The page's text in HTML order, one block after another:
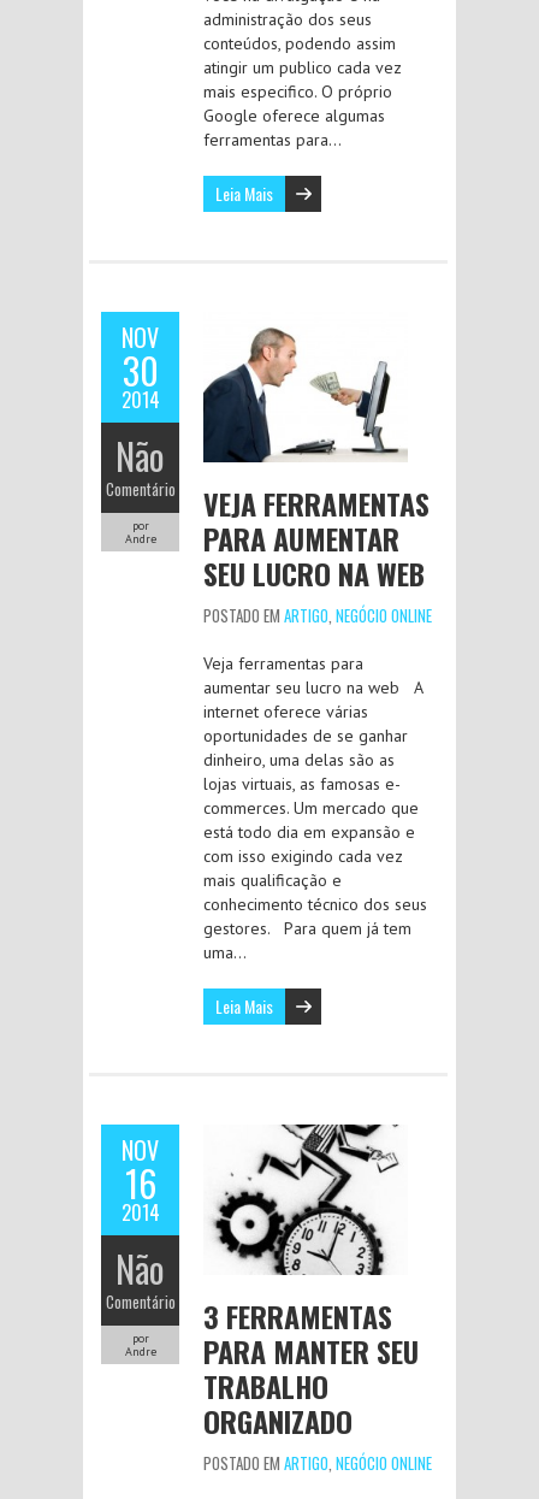
administração dos seus
conteúdos, podendo assim
atingir um publico cada vez
mais especifico. O próprio
Google oferece algumas
ferramentas para…
Leia Mais
NOV
30
2014
Não
Comentário
por
Andre
VEJA FERRAMENTAS
PARA AUMENTAR
SEU LUCRO NA WEB
POSTADO EM ARTIGO NEGÓCIO ONLINE
Veja ferramentas para
aumentar seu lucro na web A
internet oferece várias
oportunidades de se ganhar
dinheiro, uma delas são as
lojas virtuais, as famosas e-
commerces. Um mercado que
está todo dia em expansão e
com isso exigindo cada vez
mais qualificação e
conhecimento técnico dos seus
gestores. Para quem já tem
uma…
Leia Mais
NOV
16
2014
Não
Comentário
por
Andre
3 FERRAMENTAS
PARA MANTER SEU
TRABALHO
ORGANIZADO
POSTADO EM ARTIGO, NEGÓCIO ONLINE